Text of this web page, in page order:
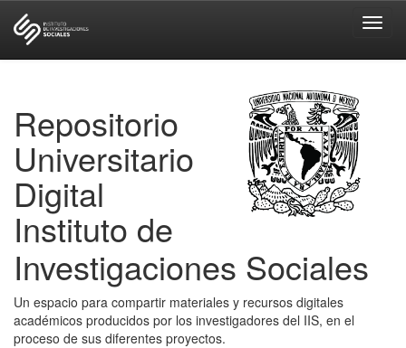
Repositorio
Universitario
Digital
Instituto de
Investigaciones Sociales
Un espacio para compartir materiales y recursos digitales
académicos producidos por los investigadores del IIS, en el
proceso de sus diferentes proyectos.